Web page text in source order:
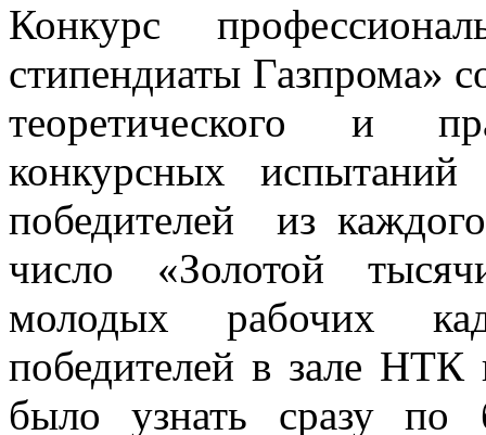
Конкурс
стипендиаты Газпрома»
теоретического и
конкурсных
победителей из
число «Золотой
молодых рабочих
победителей в зале
было узнать сразу по